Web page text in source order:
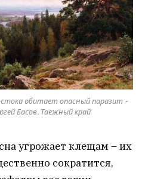
обитает опасный паразит -
Басов. Таежный край
угрожает клещам – их
сократится,